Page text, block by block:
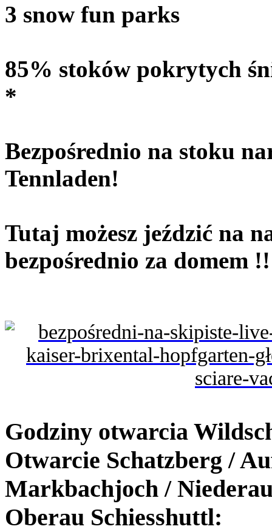
3 snow fun parks
85% stoków pokrytych
*
Bezpośrednio na stoku
Tennladen!
Tutaj możesz jeździć na
bezpośrednio za domem
Godziny otwarcia
Otwarcie Schatzberg /
Markbachjoch /
Oberau Schiesshuttl: